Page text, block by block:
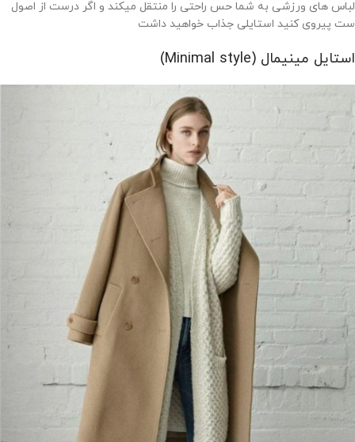
لباس های ورزشی به شما حس راحتی را منتقل میکند و اگر درست از اصول
ست پیروی کنید استایلی جذاب خواهید داشت
استایل مینیمال (Minimal style)